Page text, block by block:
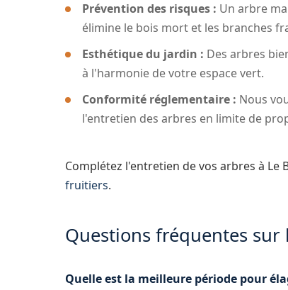
Prévention des risques : Un arbre
élimine le bois mort et les branches
Esthétique du jardin : Des arbres
à l'harmonie de votre espace vert.
Conformité réglementaire : Nous
l'entretien des arbres en limite de
Complétez l'entretien de vos arbres à Le
fruitiers.
Questions fréquentes sur
Quelle est la meilleure période pour